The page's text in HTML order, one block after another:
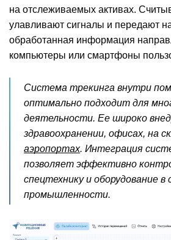
на отслеживаемых активах.
улавливают сигналы и передают
обработанная информация
компьютеры или смартфоны
Система трекинга внутри
оптимально подходит для
деятельности. Ее широко
здравоохранении, офисах, на
аэропортах. Интеграция
позволяет эффективно
спецтехнику и оборудование
промышленности.